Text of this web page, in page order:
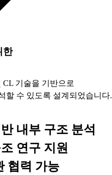
한
CL 기술을 기반으로
할 수 있도록 설계되었습니다.
내부 구조 분석
연구 지원
협력 가능